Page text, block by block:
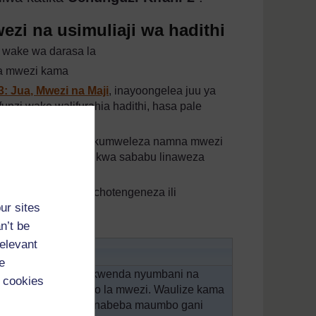
sites
be
na usimuliaji wa hadithi
wa darasa la
mwezi kama
Jua, Mwezi na Maji, inayoongelea juu ya
wake walifurahia hadithi, hasa pale
wanafunzi wake kumweleza namna mwezi
moja kwa moja kwa sababu linaweza
sura za mwezi alichotengeneza ili
tofauti.
jioni wanapokwenda nyumbani na
wachore umbo la mwezi. Waulize kama
Kama sivyo, unabeba maumbo gani